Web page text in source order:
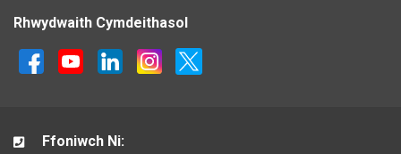
Rhwydwaith Cymdeithasol
Ffoniwch Ni: